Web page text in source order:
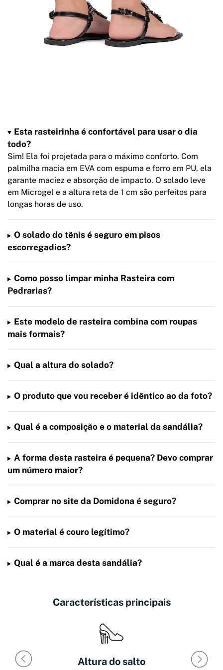
Esta rasteirinha é confortável para usar o dia
todo?
Sim! Ela foi projetada para o máximo conforto. Com
palmilha macia em EVA com espuma e forro em PU, ela
garante maciez e absorção de impacto. O solado leve
em Microgel e a altura reta de 1 cm são perfeitos para
longas horas de uso.
O solado do tênis é seguro em pisos
escorregadios?
Como posso limpar minha Rasteira com
Pedrarias?
Este modelo de rasteira combina com roupas
mais formais?
Qual a altura do solado?
O produto que vou receber é idêntico ao da foto?
Qual é a composição e o material da sandália?
A forma desta rasteira é pequena? Devo comprar
um número maior?
Comprar no site da Domidona é seguro?
O material é couro legítimo?
Qual é a marca desta sandália?
Características principais
Altura do salto